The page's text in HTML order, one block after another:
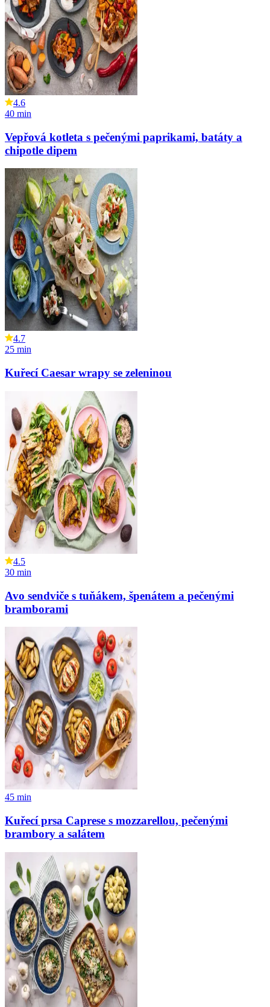
4.6
40 min
Vepřová kotleta s pečenými paprikami, batáty a
chipotle dipem
4.7
25 min
Kuřecí Caesar wrapy se zeleninou
4.5
30 min
Avo sendviče s tuňákem, špenátem a pečenými
bramborami
45 min
Kuřecí prsa Caprese s mozzarellou, pečenými
brambory a salátem